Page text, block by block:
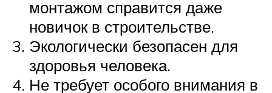
монтажом справится даже
новичок в строительстве.
Экологически безопасен для
здоровья человека.
Не требует особого внимания в